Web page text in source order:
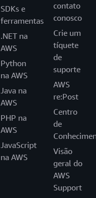
SDKs e
ferramentas
.NET na
AWS
Python
na AWS
Java na
AWS
PHP na
AWS
JavaScript
na AWS
contato
conosco
Crie um
tíquete
de
suporte
AWS
re:Post
Centro
de
Visão
geral do
AWS
Support